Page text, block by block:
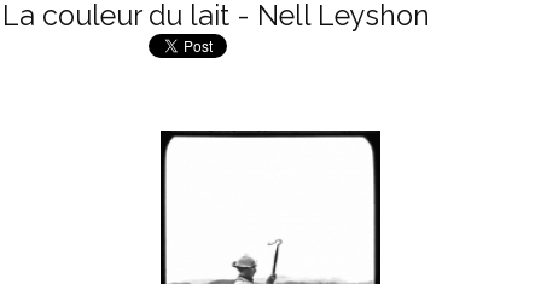
La couleur du lait - Nell Leyshon